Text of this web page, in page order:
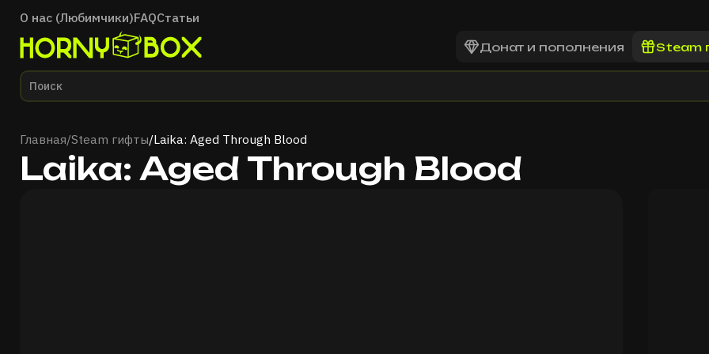
О нас (Любимчики)FAQСтатьи
Главная
Донат и пополнения Steam
Главная/Steam гифты/Laika: Aged Through Blood
Laika: Aged Through Blood